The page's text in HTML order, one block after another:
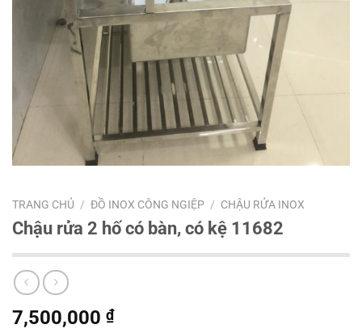
TRANG CHỦ / ĐỒ INOX CÔNG NGIỆP / CHẬU RỬA INOX
Chậu rửa 2 hố có bàn, có kệ 11682
7,500,000 ₫